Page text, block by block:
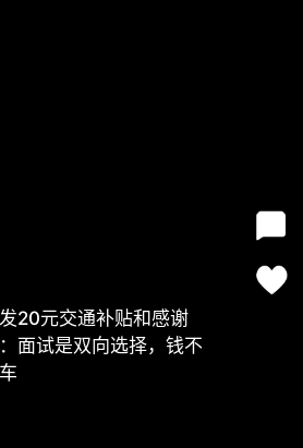
20元交通补贴和感谢
面试是双向选择，钱不